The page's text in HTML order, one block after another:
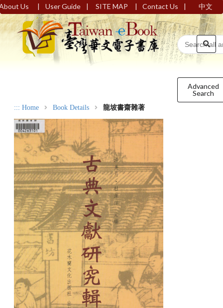
Us | User Guide | SITE MAP | Contact Us | 中文
Advanced
Search
::: Home Book Details 龍坡書齋雜著